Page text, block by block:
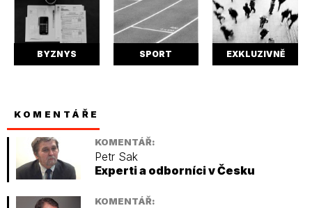
BYZNYS SPORT EXKLUZIVNĚ
KOMENTÁŘE
KOMENTÁŘ:
Petr Sak
Experti a odborníci v Česku
KOMENTÁŘ: